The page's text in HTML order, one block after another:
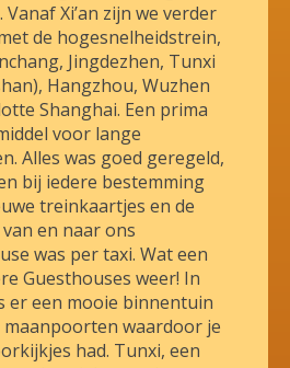
Vanaf Xi’an zijn we verder
de hogesnelheidstrein,
Jingdezhen, Tunxi
Hangzhou, Wuzhen
Shanghai. Een prima
voor lange
Alles was goed geregeld,
bij iedere bestemming
treinkaartjes en de
en naar ons
was per taxi. Wat een
Guesthouses weer! In
er een mooie binnentuin
maanpoorten waardoor je
had. Tunxi, een